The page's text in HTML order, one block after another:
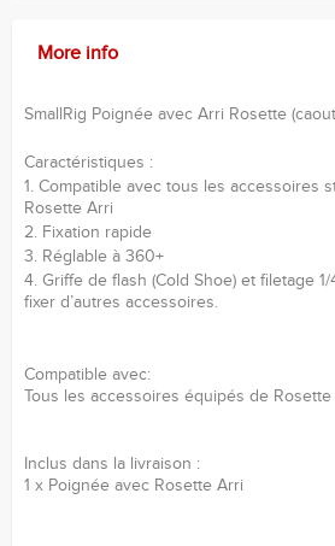
More info
SmallRig Poignée avec Arri Rosette
Caractéristiques :
1. Compatible avec tous les accessoires
Rosette Arri
2. Fixation rapide
3. Réglable à 360+
4. Griffe de flash (Cold Shoe) et filetage
fixer d’autres accessoires.
Compatible avec:
Tous les accessoires équipés de Rosette
Inclus dans la livraison :
1 x Poignée avec Rosette Arri